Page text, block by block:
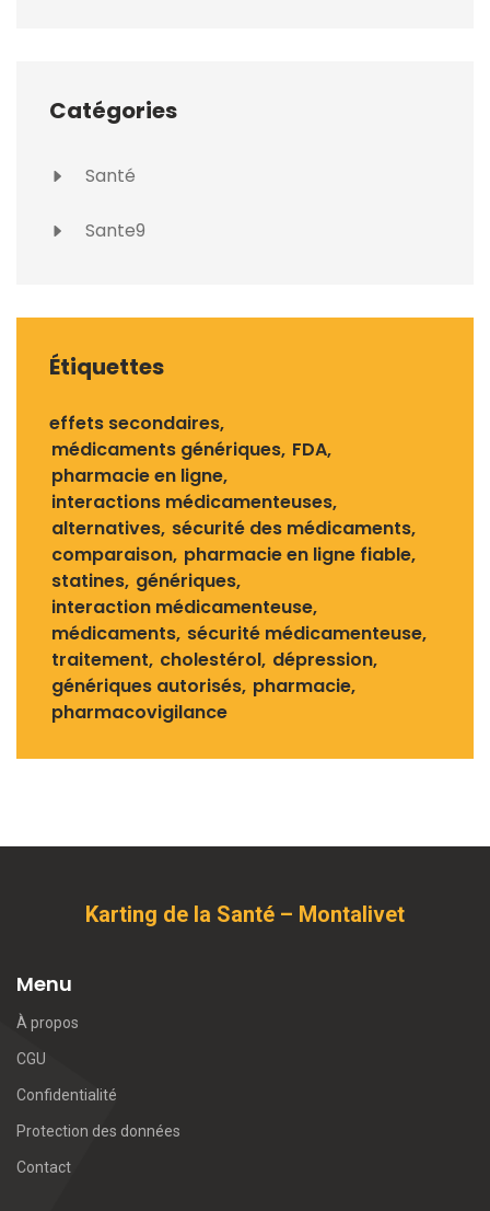
Catégories
Santé
Sante9
Étiquettes
effets secondaires
médicaments génériques FDA
pharmacie en ligne
interactions médicamenteuses
alternatives sécurité des médicaments
comparaison pharmacie en ligne fiable
statines génériques
interaction médicamenteuse
médicaments sécurité médicamenteuse
traitement cholestérol dépression
génériques autorisés pharmacie
pharmacovigilance
Karting de la Santé – Montalivet
Menu
À propos
CGU
Confidentialité
Protection des données
Contact